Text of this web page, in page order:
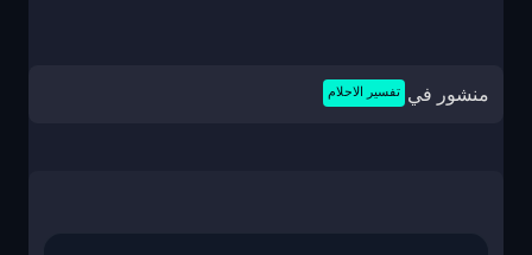
منشور في تفسير الاحلام